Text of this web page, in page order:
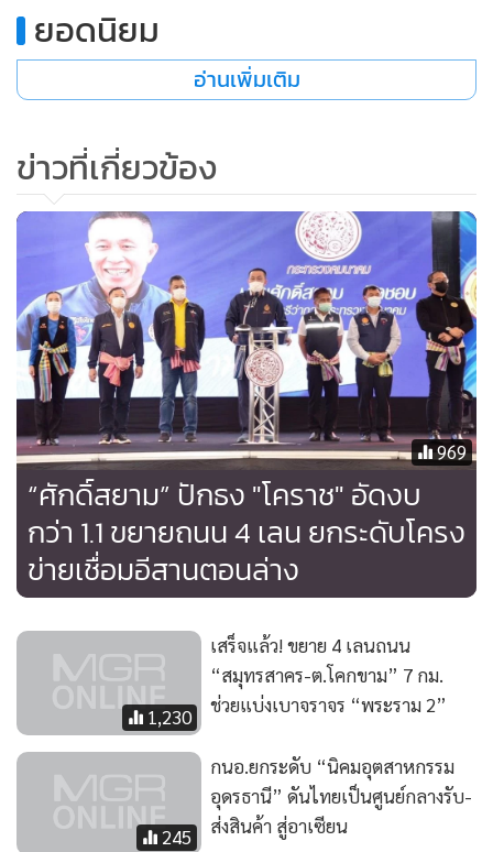
• อินโดจีน
• กองทุนรวม
•
• ญี่ปุ่น
• News1
•
Gotomanager
ยอดนิยม
อ่านเพิ่มเติม
ข่าวที่เกี่ยวข้อง
969
“ศักดิ์สยาม” ปักธง "โคราช" อัดงบ
กว่า 1.1 ขยายถนน 4 เลน ยกระดับโครง
ข่ายเชื่อมอีสานตอนล่าง
1,230
เสร็จแล้ว! ขยาย 4 เลนถนน
“สมุทรสาคร-ต.โคกขาม” 7 กม.
ช่วยแบ่งเบาจราจร “พระราม 2”
245
กนอ.ยกระดับ “นิคมอุตสาหกรรม
อุดรธานี” ดันไทยเป็นศูนย์กลางรับ-
ส่งสินค้า สู่อาเซียน